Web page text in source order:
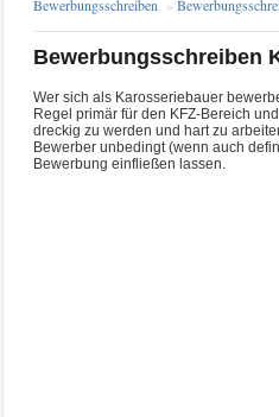
Bewerbungsschreiben »
Bewerbungsschreiben
Wer sich als Karosseriebauer
Regel primär für den KFZ-Bereich
dreckig zu werden und hart zu
Bewerber unbedingt (wenn auch
Bewerbung einfließen lassen.